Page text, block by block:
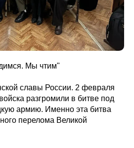
Мы чтим"
славы России. 2 февраля
разгромили в битве под
армию. Именно эта битва
перелома Великой